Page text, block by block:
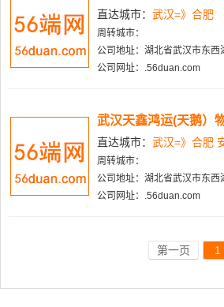
直达城市： 武汉=》合肥
周转城市：
公司地址：湖北省武汉市东
公司网址：.56duan.com
武汉天鑫鸿运(天鹅）
直达城市： 武汉=》合肥
周转城市：
公司地址：湖北省武汉市东
公司网址：.56duan.com
第一页 1